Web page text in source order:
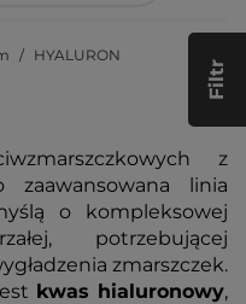
HYALURON
z
linia
o kompleksowej
potrzebującej
zmarszczek.
kwas hialuronowy,
Filtr